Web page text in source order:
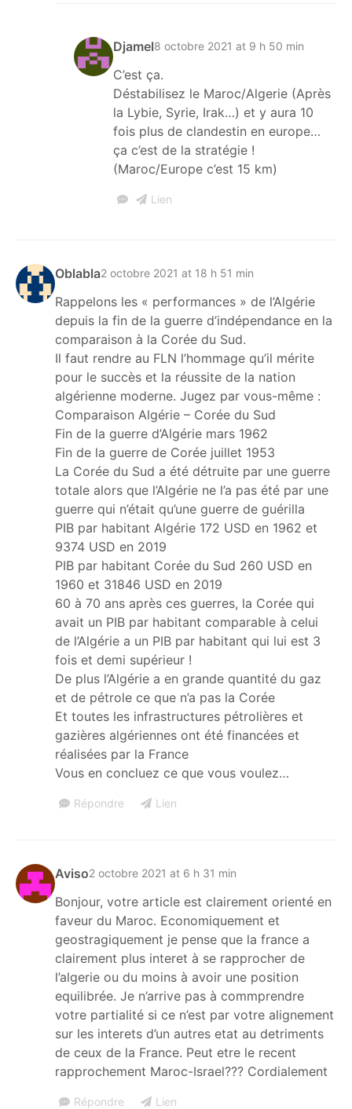
Djamel8 octobre 2021 at 9 h 50 min
C’est ça.
Déstabilisez le Maroc/Algerie (Après
la Lybie, Syrie, Irak…) et y aura 10
fois plus de clandestin en europe…
ça c’est de la stratégie !
(Maroc/Europe c’est 15 km)
Lien
Oblabla2 octobre 2021 at 18 h 51 min
Rappelons les « performances » de l’Algérie
depuis la fin de la guerre d’indépendance en la
comparaison à la Corée du Sud.
Il faut rendre au FLN l’hommage qu’il mérite
pour le succès et la réussite de la nation
algérienne moderne. Jugez par vous-même :
Comparaison Algérie – Corée du Sud
Fin de la guerre d’Algérie mars 1962
Fin de la guerre de Corée juillet 1953
La Corée du Sud a été détruite par une guerre
totale alors que l’Algérie ne l’a pas été par une
guerre qui n’était qu’une guerre de guérilla
PIB par habitant Algérie 172 USD en 1962 et
9374 USD en 2019
PIB par habitant Corée du Sud 260 USD en
1960 et 31846 USD en 2019
60 à 70 ans après ces guerres, la Corée qui
avait un PIB par habitant comparable à celui
de l’Algérie a un PIB par habitant qui lui est 3
fois et demi supérieur !
De plus l’Algérie a en grande quantité du gaz
et de pétrole ce que n’a pas la Corée
Et toutes les infrastructures pétrolières et
gazières algériennes ont été financées et
réalisées par la France
Vous en concluez ce que vous voulez…
Répondre Lien
Aviso2 octobre 2021 at 6 h 31 min
Bonjour, votre article est clairement orienté en
faveur du Maroc. Economiquement et
geostragiquement je pense que la france a
clairement plus interet à se rapprocher de
l’algerie ou du moins à avoir une position
equilibrée. Je n’arrive pas à commprendre
votre partialité si ce n’est par votre alignement
sur les interets d’un autres etat au detriments
de ceux de la France. Peut etre le recent
rapprochement Maroc-Israel??? Cordialement
Répondre Lien